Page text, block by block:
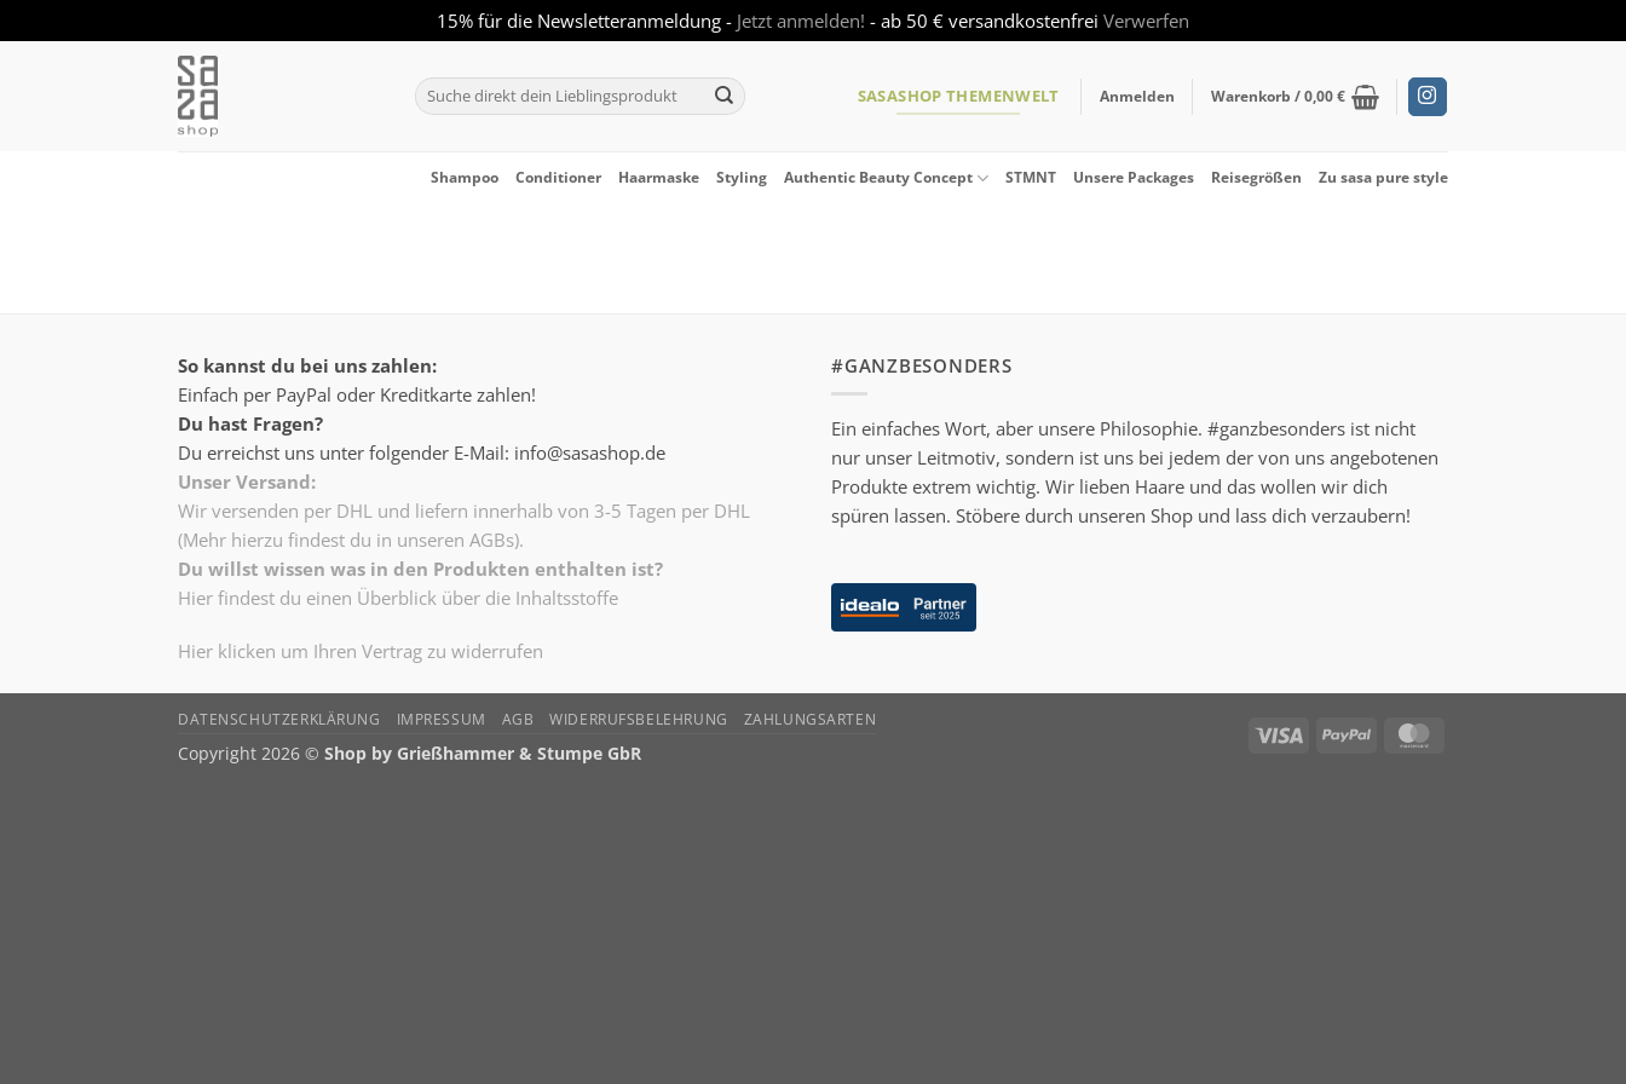
15% für die Newsletteranmeldung - Jetzt anmelden! - ab 50 € versandkostenfrei Verwerfen
Suchen
nach:
SASASHOP THEMENWELT Anmelden Warenkorb /0,00€
Shampoo Conditioner Haarmaske Styling Authentic Beauty Concept STMNT Unsere Packages Reisegrößen Zu sasa pure style
So kannst du bei uns zahlen:
Einfach per PayPal oder Kreditkarte zahlen!
Du hast Fragen?
Du erreichst uns unter folgender E-Mail: info@sasashop.de
Unser Versand:
Wir versenden per DHL und liefern innerhalb von 3-5 Tagen per DHL
(Mehr hierzu findest du in unseren AGBs).
Du willst wissen was in den Produkten enthalten ist?
Hier findest du einen Überblick über die Inhaltsstoffe
Hier klicken um Ihren Vertrag zu widerrufen
#GANZBESONDERS
Ein einfaches Wort, aber unsere Philosophie. #ganzbesonders ist nicht
nur unser Leitmotiv, sondern ist uns bei jedem der von uns angebotenen
Produkte extrem wichtig. Wir lieben Haare und das wollen wir dich
spüren lassen. Stöbere durch unseren Shop und lass dich verzaubern!
Visa PayPal
DATENSCHUTZERKLÄRUNG IMPRESSUM AGB WIDERRUFSBELEHRUNG ZAHLUNGSARTEN
Copyright 2026 © Shop by Grießhammer & Stumpe GbR